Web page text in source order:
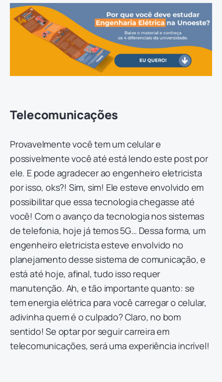
Telecomunicações
Provavelmente você tem um celular e
possivelmente você até está lendo este post por
ele. E pode agradecer ao engenheiro eletricista
por isso, oks?! Sim, sim! Ele esteve envolvido em
possibilitar que essa tecnologia chegasse até
você! Com o avanço da tecnologia nos sistemas
de telefonia, hoje já temos 5G… Dessa forma, um
engenheiro eletricista esteve envolvido no
planejamento desse sistema de comunicação, e
está até hoje, afinal, tudo isso requer
manutenção. Ah, e tão importante quanto: se
tem energia elétrica para você carregar o celular,
adivinha quem é o culpado? Claro, no bom
sentido! Se optar por seguir carreira em
telecomunicações, será uma experiência incrível!